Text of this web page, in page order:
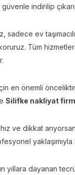
indirilip
sadece ev
Tüm
en önemli
Silifke nakliyat
hız ve dikkat
yaklaşımıyla
yıllara dayanan